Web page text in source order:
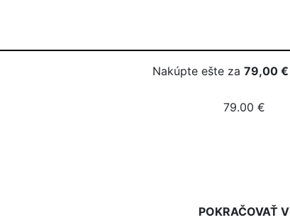
Nakúpte ešte za 79,00 €
79.00 €
POKRAČOVAŤ V